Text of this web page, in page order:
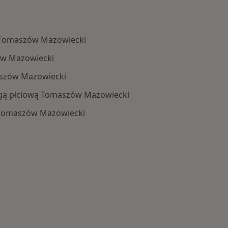
Mazowiecki
Mazowiecki
Mazowiecki
płciową Tomaszów Mazowiecki
Mazowiecki